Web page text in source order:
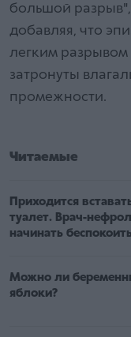
большой разрыв",
добавляя, что
легким разрывом
затронуты
промежности.
Читаемые
Приходится
туалет. Врач-
начинать
Можно ли
яблоки?